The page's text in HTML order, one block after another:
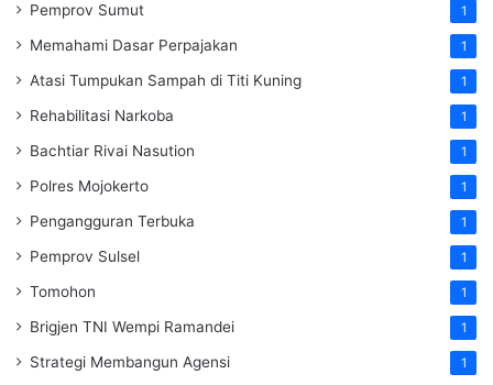
Pemprov Sumut 1
Memahami Dasar Perpajakan 1
Atasi Tumpukan Sampah di Titi Kuning 1
Rehabilitasi Narkoba 1
Bachtiar Rivai Nasution 1
Polres Mojokerto 1
Pengangguran Terbuka 1
Pemprov Sulsel 1
Tomohon 1
Brigjen TNI Wempi Ramandei 1
Strategi Membangun Agensi 1